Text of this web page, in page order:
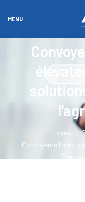
MENU
Home
Convoyeurs